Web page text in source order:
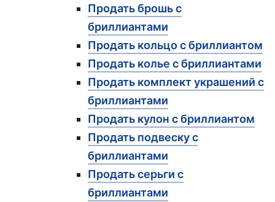
Продать брошь с
бриллиантами
Продать кольцо с бриллиантом
Продать колье с бриллиантами
Продать комплект украшений с
бриллиантами
Продать кулон с бриллиантом
Продать подвеску с
бриллиантами
Продать серьги с
бриллиантами